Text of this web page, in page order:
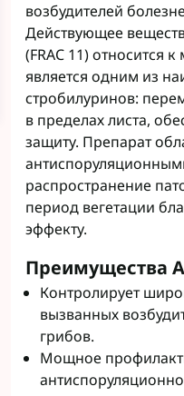
возбудителей
Действующее
(FRAC 11) относится
является одним из
стробилуринов:
в пределах листа,
защиту. Препарат
распространение
период вегетации
эффекту.
Преимущества
Контролирует
вызванных
грибов.
Мощное